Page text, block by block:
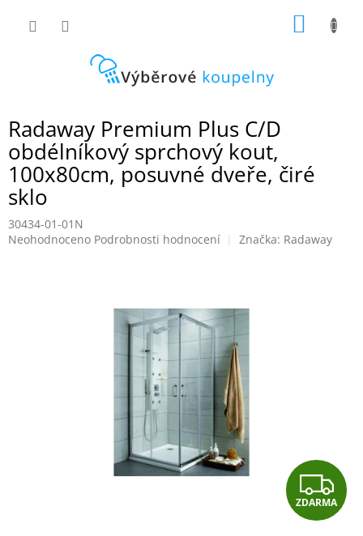
Radaway Premium Plus C/D
obdélníkový sprchový kout,
100x80cm, posuvné dveře, čiré
sklo
30434-01-01N
Průměrné
Neohodnoceno Podrobnosti hodnocení Značka: Radaway
Z
D
ZDARMA